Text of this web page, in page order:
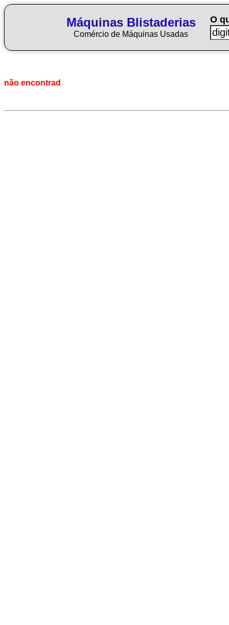
Máquinas Blistaderias
Comércio de Máquinas Usadas
O
não encontrad